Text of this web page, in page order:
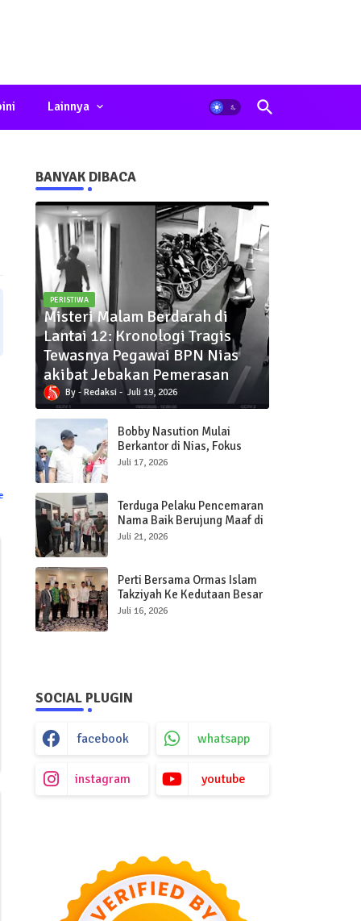
Lainnya
BANYAK DIBACA
PERISTIWA
Misteri Malam Berdarah di
Lantai 12: Kronologi Tragis
Tewasnya Pegawai BPN Nias
akibat Jebakan Pemerasan
Redaksi Juli 19, 2026
Bobby Nasution Mulai
Berkantor di Nias, Fokus
Percepat Pembangunan
Juli 17, 2026
Terduga Pelaku Pencemaran
Nama Baik Berujung Maaf di
Polres Sibolga
Juli 21, 2026
Perti Bersama Ormas Islam
Takziyah Ke Kedutaan Besar
Qatar
Juli 16, 2026
SOCIAL PLUGIN
facebook whatsapp
instagram youtube